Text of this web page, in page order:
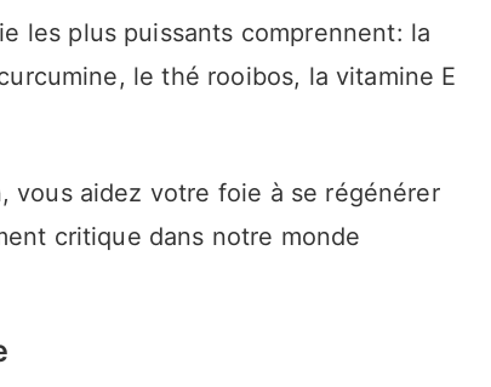
les plus puissants comprennent: la
le thé rooibos, la vitamine E
vous aidez votre foie à se régénérer
critique dans notre monde